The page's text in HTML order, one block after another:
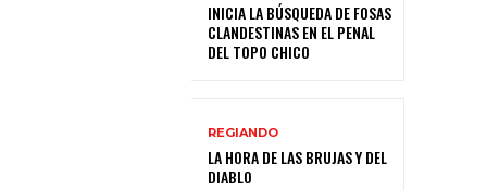
INICIA LA BÚSQUEDA DE FOSAS
CLANDESTINAS EN EL PENAL
DEL TOPO CHICO
REGIANDO
LA HORA DE LAS BRUJAS Y DEL
DIABLO